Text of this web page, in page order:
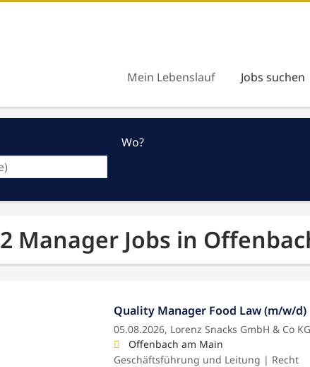
Mein Lebenslauf Jobs suchen
Wo?
2 Manager Jobs in
Quality Manager Food Law (m/w/d)
05.08.2026, Lorenz Snacks GmbH & Co KG
Offenbach am Main
Geschäftsführung und Leitung | Recht